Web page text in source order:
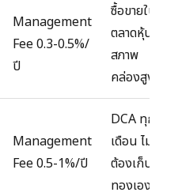
Management
Fee 0.3-0.5%/
ปี
ซื้อขายใน
ตลาดหุ้น
สภาพ
คล่องสูง
Management
Fee 0.5-1%/ปี
DCA ทุก
เดือน ไม่
ต้องเก็บ
ทองเอง